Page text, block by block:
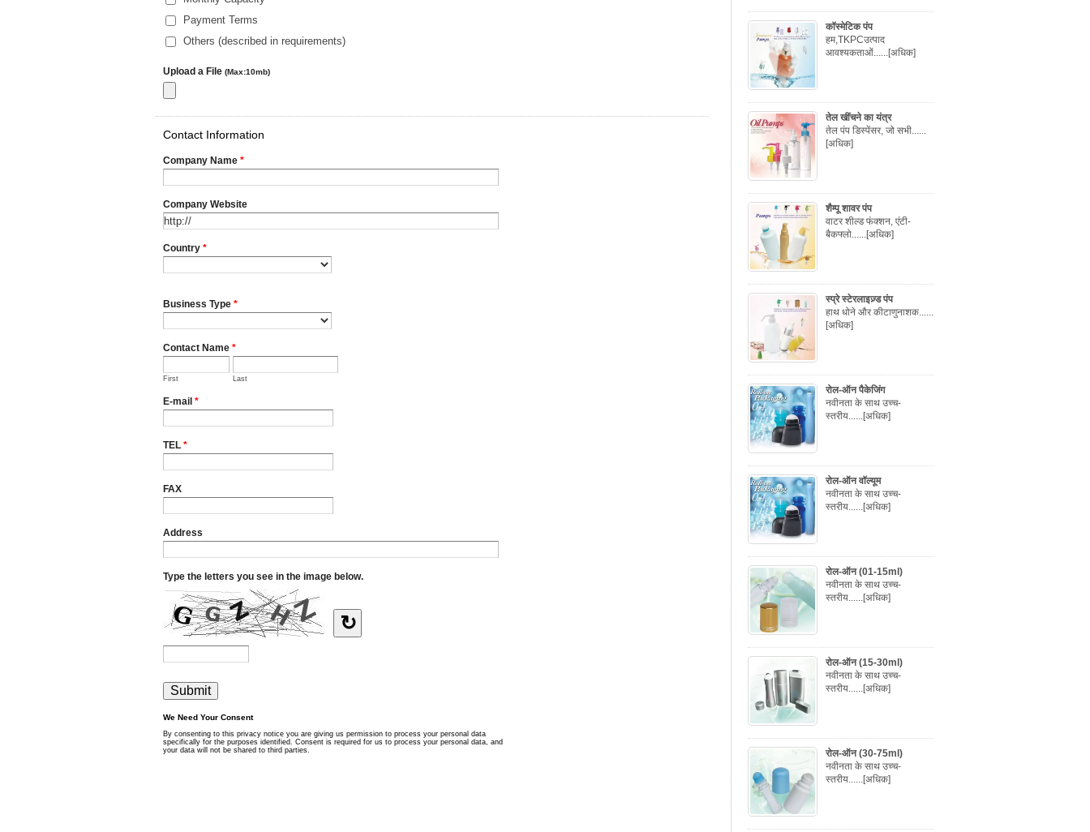
कॉस्मेटिक पंप
हम,TKPCउत्पाद
आवश्यकताओं......[अधिक]
तेल खींचने का यंत्र
तेल पंप डिस्पेंसर, जो सभी......
[अधिक]
शैम्पू शावर पंप
वाटर शील्ड फंक्शन, एंटी-
बैकफ्लो......[अधिक]
स्प्रे स्टेरलाइज़्ड पंप
हाथ धोने और कीटाणुनाशक......
[अधिक]
रोल-ऑन पैकेजिंग
नवीनता के साथ उच्च-
स्तरीय......[अधिक]
रोल-ऑन वॉल्यूम
नवीनता के साथ उच्च-
स्तरीय......[अधिक]
रोल-ऑन (01-15ml)
नवीनता के साथ उच्च-
स्तरीय......[अधिक]
रोल-ऑन (15-30ml)
नवीनता के साथ उच्च-
स्तरीय......[अधिक]
रोल-ऑन (30-75ml)
नवीनता के साथ उच्च-
स्तरीय......[अधिक]